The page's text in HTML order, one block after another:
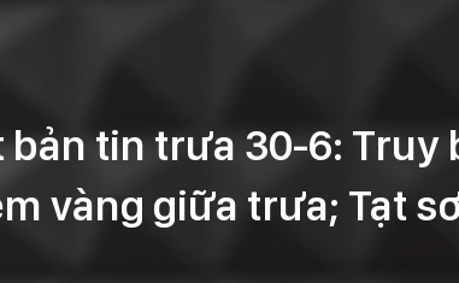
bản tin trưa 30-6:
vàng giữa trưa; Tạt